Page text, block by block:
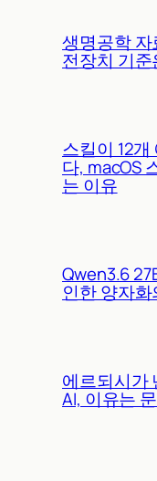
MORE POSTS
는 이유